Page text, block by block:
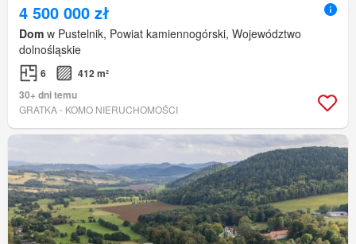
4 500 000 zł
Dom w Pustelnik, Powiat kamiennogórski, Województwo
dolnośląskie
6
412 m²
30+ dni temu
GRATKA - KOMO NIERUCHOMOŚCI